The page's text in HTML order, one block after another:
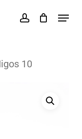
account
Menu
10